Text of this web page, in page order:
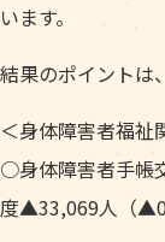
います。
結果のポイントは
＜身体障害者福祉
○身体障害者手帳
度▲33,069人（